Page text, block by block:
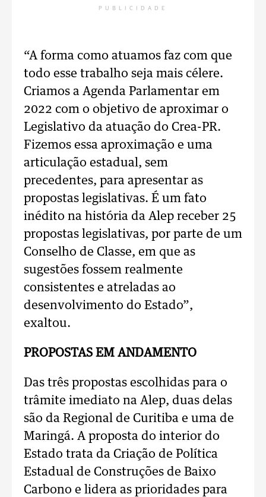
PUBLICIDADE
“A forma como atuamos faz com que
todo esse trabalho seja mais célere.
Criamos a Agenda Parlamentar em
2022 com o objetivo de aproximar o
Legislativo da atuação do Crea-PR.
Fizemos essa aproximação e uma
articulação estadual, sem
precedentes, para apresentar as
propostas legislativas. É um fato
inédito na história da Alep receber 25
propostas legislativas, por parte de um
Conselho de Classe, em que as
sugestões fossem realmente
consistentes e atreladas ao
desenvolvimento do Estado”,
exaltou.
PROPOSTAS EM ANDAMENTO
Das três propostas escolhidas para o
trâmite imediato na Alep, duas delas
são da Regional de Curitiba e uma de
Maringá. A proposta do interior do
Estado trata da Criação de Política
Estadual de Construções de Baixo
Carbono e lidera as prioridades para